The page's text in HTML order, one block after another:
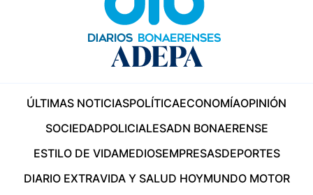
ÚLTIMAS NOTICIASPOLÍTICAECONOMÍAOPINIÓN
SOCIEDADPOLICIALESADN BONAERENSE
ESTILO DE VIDAMEDIOSEMPRESASDEPORTES
DIARIO EXTRAVIDA Y SALUD HOYMUNDO MOTOR